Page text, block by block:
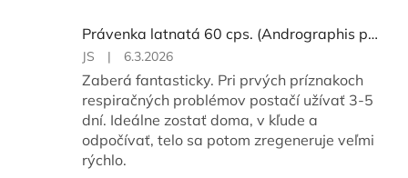
Právenka latnatá 60 cps. (Andrographis paniculata 10%)
Hodnocení
produktu
je
5
z
5
hvězdiček.
JS | 6.3.2026
Zaberá fantasticky. Pri prvých príznakoch
respiračných problémov postačí užívať 3-5
dní. Ideálne zostať doma, v kľude a
odpočívať, telo sa potom zregeneruje veľmi
rýchlo.